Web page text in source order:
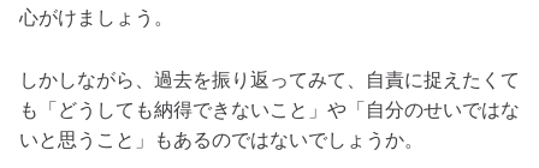
心がけましょう。
しかしながら、過去を振り返ってみて、自責に捉えたくて
も「どうしても納得できないこと」や「自分のせいではな
いと思うこと」もあるのではないでしょうか。